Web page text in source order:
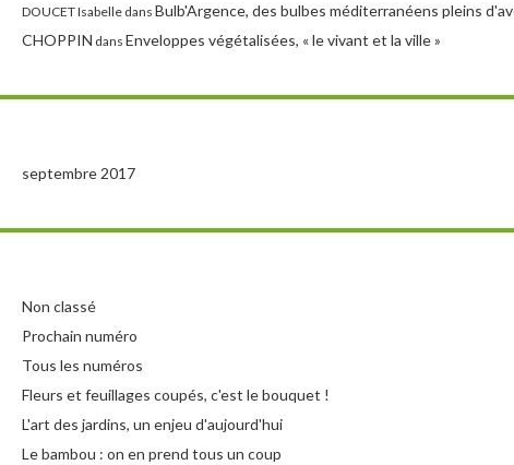
DOUCET Isabelle dans Bulb'Argence, des bulbes méditerranéens pleins
CHOPPIN dans Enveloppes végétalisées, « le vivant et la ville »
septembre 2017
Non classé
Prochain numéro
Tous les numéros
Fleurs et feuillages coupés, c'est le bouquet !
L'art des jardins, un enjeu d'aujourd'hui
Le bambou : on en prend tous un coup